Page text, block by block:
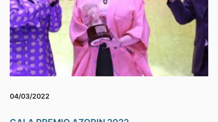
04/03/2022